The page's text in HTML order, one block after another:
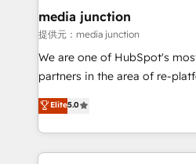
Mexico, USA, and
hundred successful operations. Our approach,
rooted in RevOps principles,
training, planning, and
inbound marketing tactics, we
understanding, nurturing, and
media junction
提供元：media junction
We are one of HubSpot's
partners in the area of re-
design & development. We
implementations for mid-
companies. We are woman-owned, powered by
coffee, and we ❤️ dogs. We produce award-winning
Elite5.0